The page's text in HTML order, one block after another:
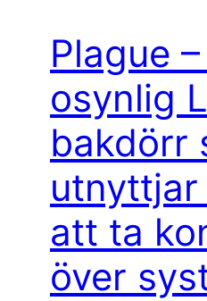
Plague
osynlig
bakdörr
utnyttjar
att ta
över